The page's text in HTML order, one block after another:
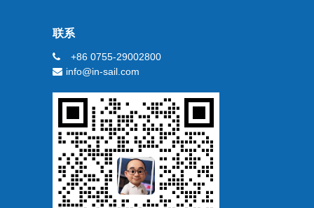
联系
+86 0755-29002800
info@in-sail.com